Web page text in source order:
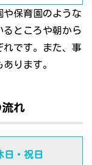
保育園のような
ところや朝から
です。また、事
ります。
れ
日・祝日